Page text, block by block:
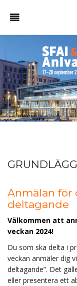
Anmälan
deltagande
Välkommen att
veckan 2024!
Du som ska delta i
veckan anmäler dig
deltagande”. Det
eller presentera ett